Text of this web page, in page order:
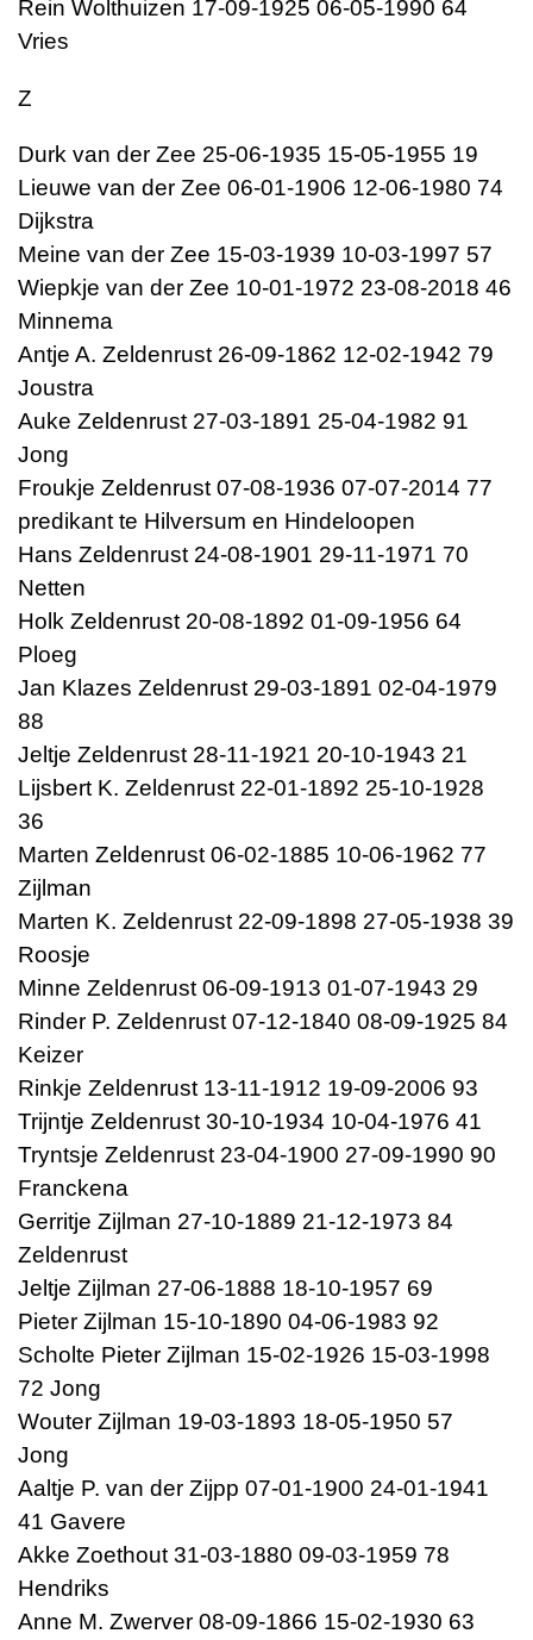
Rein Wolthuizen 17-09-1925 06-05-1990 64
Vries
Z
Durk van der Zee 25-06-1935 15-05-1955 19
Lieuwe van der Zee 06-01-1906 12-06-1980 74
Dijkstra
Meine van der Zee 15-03-1939 10-03-1997 57
Wiepkje van der Zee 10-01-1972 23-08-2018 46
Minnema
Antje A. Zeldenrust 26-09-1862 12-02-1942 79
Joustra
Auke Zeldenrust 27-03-1891 25-04-1982 91
Jong
Froukje Zeldenrust 07-08-1936 07-07-2014 77
predikant te Hilversum en Hindeloopen
Hans Zeldenrust 24-08-1901 29-11-1971 70
Netten
Holk Zeldenrust 20-08-1892 01-09-1956 64
Ploeg
Jan Klazes Zeldenrust 29-03-1891 02-04-1979
88
Jeltje Zeldenrust 28-11-1921 20-10-1943 21
Lijsbert K. Zeldenrust 22-01-1892 25-10-1928
36
Marten Zeldenrust 06-02-1885 10-06-1962 77
Zijlman
Marten K. Zeldenrust 22-09-1898 27-05-1938 39
Roosje
Minne Zeldenrust 06-09-1913 01-07-1943 29
Rinder P. Zeldenrust 07-12-1840 08-09-1925 84
Keizer
Rinkje Zeldenrust 13-11-1912 19-09-2006 93
Trijntje Zeldenrust 30-10-1934 10-04-1976 41
Tryntsje Zeldenrust 23-04-1900 27-09-1990 90
Franckena
Gerritje Zijlman 27-10-1889 21-12-1973 84
Zeldenrust
Jeltje Zijlman 27-06-1888 18-10-1957 69
Pieter Zijlman 15-10-1890 04-06-1983 92
Scholte Pieter Zijlman 15-02-1926 15-03-1998
72 Jong
Wouter Zijlman 19-03-1893 18-05-1950 57
Jong
Aaltje P. van der Zijpp 07-01-1900 24-01-1941
41 Gavere
Akke Zoethout 31-03-1880 09-03-1959 78
Hendriks
Anne M. Zwerver 08-09-1866 15-02-1930 63